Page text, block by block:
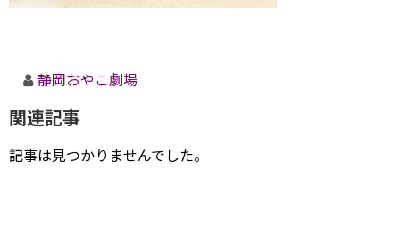
静岡おやこ劇場
関連記事
記事は見つかりませんでした。